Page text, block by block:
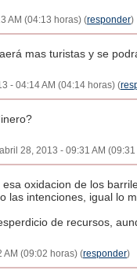
AM (04:13 horas) (responder)
mas turistas y se
- 04:14 AM (04:14 horas) (
28, 2013 - 09:31 AM
oxidacion de los
las intenciones, igual lo
de recursos,
AM (09:02 horas) (responder)